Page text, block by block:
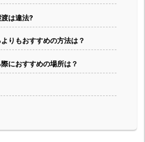
は違法?
りもおすすめの方法は？
におすすめの場所は？